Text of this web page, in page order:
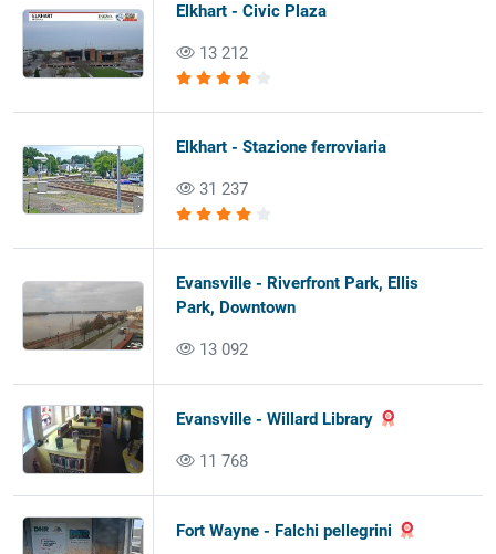
Elkhart - Civic Plaza
13 212
Elkhart - Stazione ferroviaria
31 237
Evansville - Riverfront Park, Ellis
Park, Downtown
13 092
Evansville - Willard Library
11 768
Fort Wayne - Falchi pellegrini